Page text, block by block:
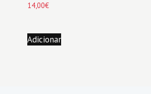
14,00€
Adicionar